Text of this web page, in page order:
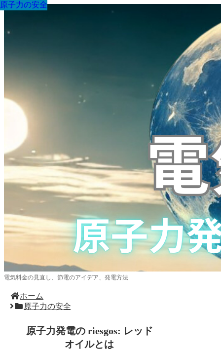
電気料金の見直し、節電のアイデア、発電方法
ホーム
原子力の安全
原子力発電の riesgos: レッド
オイルとは
原子力の安全
原子力の安全
原子力の安全
原子力の安全
原子力の安全
原子力の安全
原子力の安全
原子力の安全
原子力の安全